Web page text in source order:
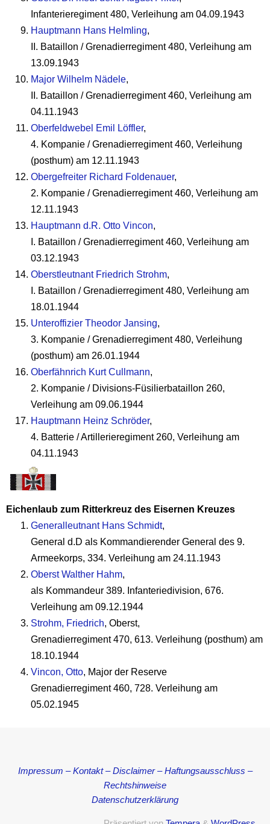
Infanterieregiment 480, Verleihung am 04.09.1943
Hauptmann Hans Helmling,
II. Bataillon / Grenadierregiment 480, Verleihung am
13.09.1943
Major Wilhelm Nädele,
II. Bataillon / Grenadierregiment 460, Verleihung am
04.11.1943
Oberfeldwebel Emil Löffler,
4. Kompanie / Grenadierregiment 460, Verleihung
(posthum) am 12.11.1943
Obergefreiter Richard Foldenauer,
2. Kompanie / Grenadierregiment 460, Verleihung am
12.11.1943
Hauptmann d.R. Otto Vincon,
I. Bataillon / Grenadierregiment 460, Verleihung am
03.12.1943
Oberstleutnant Friedrich Strohm,
I. Bataillon / Grenadierregiment 480, Verleihung am
18.01.1944
Unteroffizier Theodor Jansing,
3. Kompanie / Grenadierregiment 480, Verleihung
(posthum) am 26.01.1944
Oberfähnrich Kurt Cullmann,
2. Kompanie / Divisions-Füsilierbataillon 260,
Verleihung am 09.06.1944
Hauptmann Heinz Schröder,
4. Batterie / Artillerieregiment 260, Verleihung am
04.11.1943
Eichenlaub zum Ritterkreuz des Eisernen Kreuzes
Generalleutnant Hans Schmidt,
General d.D als Kommandierender General des 9.
Armeekorps, 334. Verleihung am 24.11.1943
Oberst Walther Hahm,
als Kommandeur 389. Infanteriedivision, 676.
Verleihung am 09.12.1944
Strohm, Friedrich, Oberst,
Grenadierregiment 470, 613. Verleihung (posthum) am
18.10.1944
Vincon, Otto, Major der Reserve
Grenadierregiment 460, 728. Verleihung am
05.02.1945
Impressum – Kontakt – Disclaimer – Haftungsausschluss –
Rechtshinweise
Datenschutzerklärung